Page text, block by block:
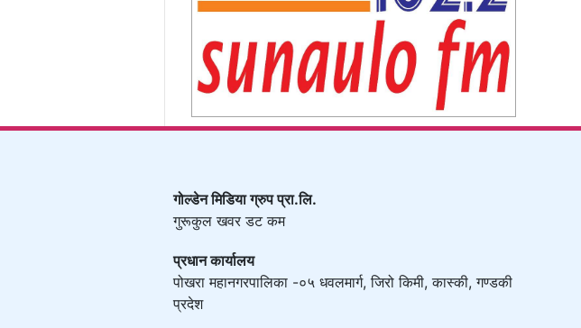
गोल्डेन मिडिया ग्रुप प्रा.लि.
गुरूकुल खवर डट कम
प्रधान कार्यालय
पोखरा महानगरपालिका -०५ धवलमार्ग, जिरो किमी, कास्की, गण्डकी
प्रदेश